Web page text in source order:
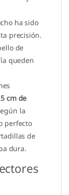
ha sido
precisión.
de
queden
cm de
la
perfecto
de
dura.